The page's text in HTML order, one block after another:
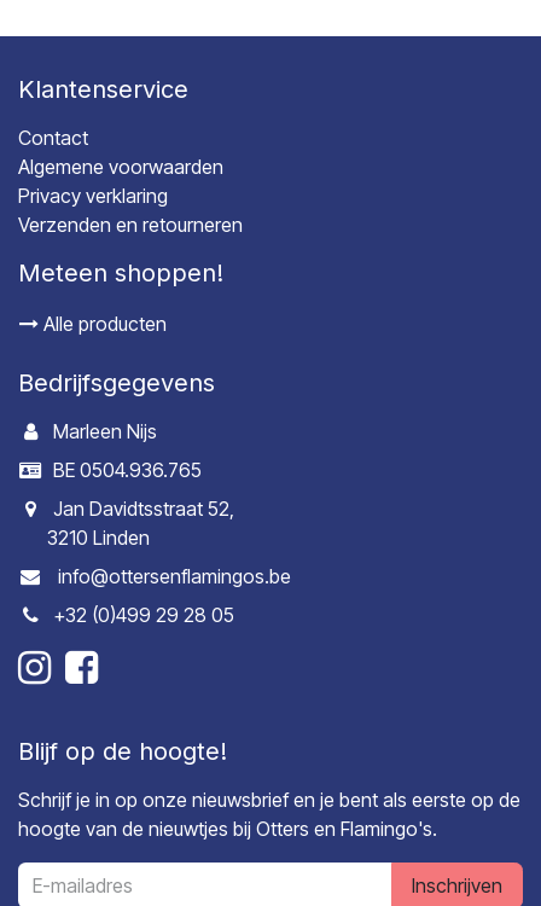
Klantenservice
Contact
Algemene voorwaarden
Privacy verklaring
Verzenden en retourneren
Meteen shoppen!
Alle producten
Bedrijfsgegevens
Marleen Nijs
BE 0504.936.765
Jan Davidtsstraat 52,
3210 Linden
info@ottersenflamingos.be
+32 (0)499 29 28 05
Blijf op de hoogte!
Schrijf je in op onze nieuwsbrief en je bent als eerste op de
hoogte van de nieuwtjes bij Otters en Flamingo's.
Inschrijven